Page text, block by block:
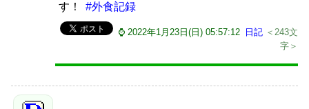
す！
#外食記録
⌚ 2022年1月23日(日) 05:57:12 日記 ＜243文
字＞